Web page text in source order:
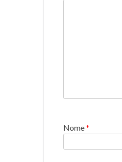
Nome*